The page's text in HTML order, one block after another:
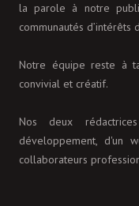
la parole à notre
communautés
Notre équipe reste à
convivial et créatif.
Nos deux
développement, d'un
collaborateurs